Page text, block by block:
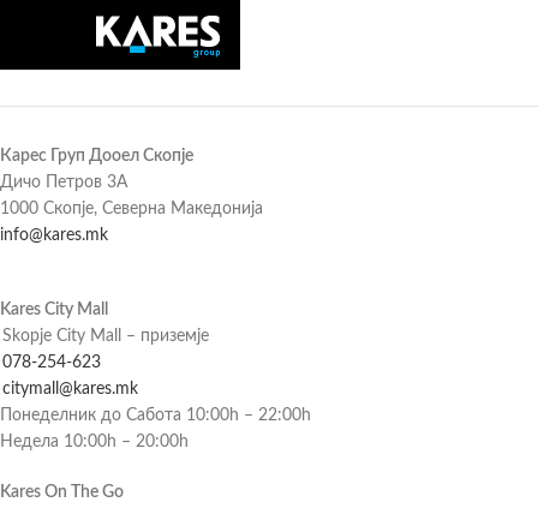
Карес Груп Дооел Скопје
Дичо Петров 3А
1000 Скопје, Северна Македонија
info@kares.mk
Kares City Mall
Skopje City Mall – приземје
078-254-623
citymall@kares.mk
Понеделник до Сабота 10:00h – 22:00h
Недела 10:00h – 20:00h
Kares On The Go